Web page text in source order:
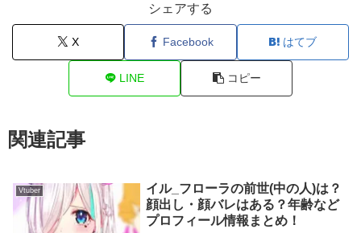
シェアする
X Facebook はてブ
LINE コピー
関連記事
Vtuber
イル_フローラの前世(中の人)は？
顔出し・顔バレはある？年齢など
プロフィール情報まとめ！